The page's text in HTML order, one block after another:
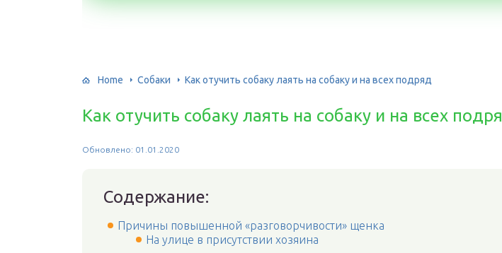
Home Собаки Как отучить собаку лаять на собаку и на всех подряд
Как отучить собаку лаять на собаку и на всех
Обновлено: 01.01.2020
Содержание:
Причины повышенной «разговорчивости» щенка
На улице в присутствии хозяина